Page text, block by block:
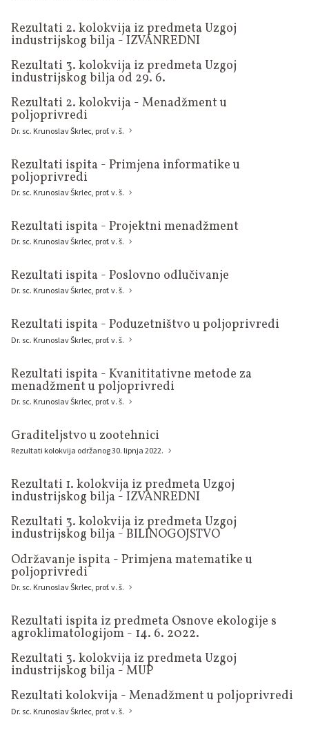
Rezultati 2. kolokvija iz predmeta Uzgoj
industrijskog bilja - IZVANREDNI
Rezultati 3. kolokvija iz predmeta Uzgoj
industrijskog bilja od 29. 6.
Rezultati 2. kolokvija - Menadžment u
poljoprivredi
Dr. sc. Krunoslav Škrlec, prof. v. š.
Rezultati ispita - Primjena informatike u
poljoprivredi
Dr. sc. Krunoslav Škrlec, prof. v. š.
Rezultati ispita - Projektni menadžment
Dr. sc. Krunoslav Škrlec, prof. v. š.
Rezultati ispita - Poslovno odlučivanje
Dr. sc. Krunoslav Škrlec, prof. v. š.
Rezultati ispita - Poduzetništvo u poljoprivredi
Dr. sc. Krunoslav Škrlec, prof. v. š.
Rezultati ispita - Kvanititativne metode za
menadžment u poljoprivredi
Dr. sc. Krunoslav Škrlec, prof. v. š.
Graditeljstvo u zootehnici
Rezultati kolokvija održanog 30. lipnja 2022.
Rezultati 1. kolokvija iz predmeta Uzgoj
industrijskog bilja - IZVANREDNI
Rezultati 3. kolokvija iz predmeta Uzgoj
industrijskog bilja - BILINOGOJSTVO
Održavanje ispita - Primjena matematike u
poljoprivredi
Dr. sc. Krunoslav Škrlec, prof. v. š.
Rezultati ispita iz predmeta Osnove ekologije s
agroklimatologijom - 14. 6. 2022.
Rezultati 3. kolokvija iz predmeta Uzgoj
industrijskog bilja - MUP
Rezultati kolokvija - Menadžment u poljoprivredi
Dr. sc. Krunoslav Škrlec, prof. v. š.